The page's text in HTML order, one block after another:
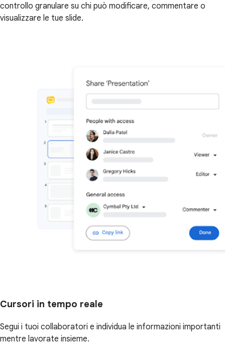
controllo granulare su chi può modificare, commentare o
visualizzare le tue slide.
Cursori in tempo reale
Segui i tuoi collaboratori e individua le informazioni importanti
mentre lavorate insieme.